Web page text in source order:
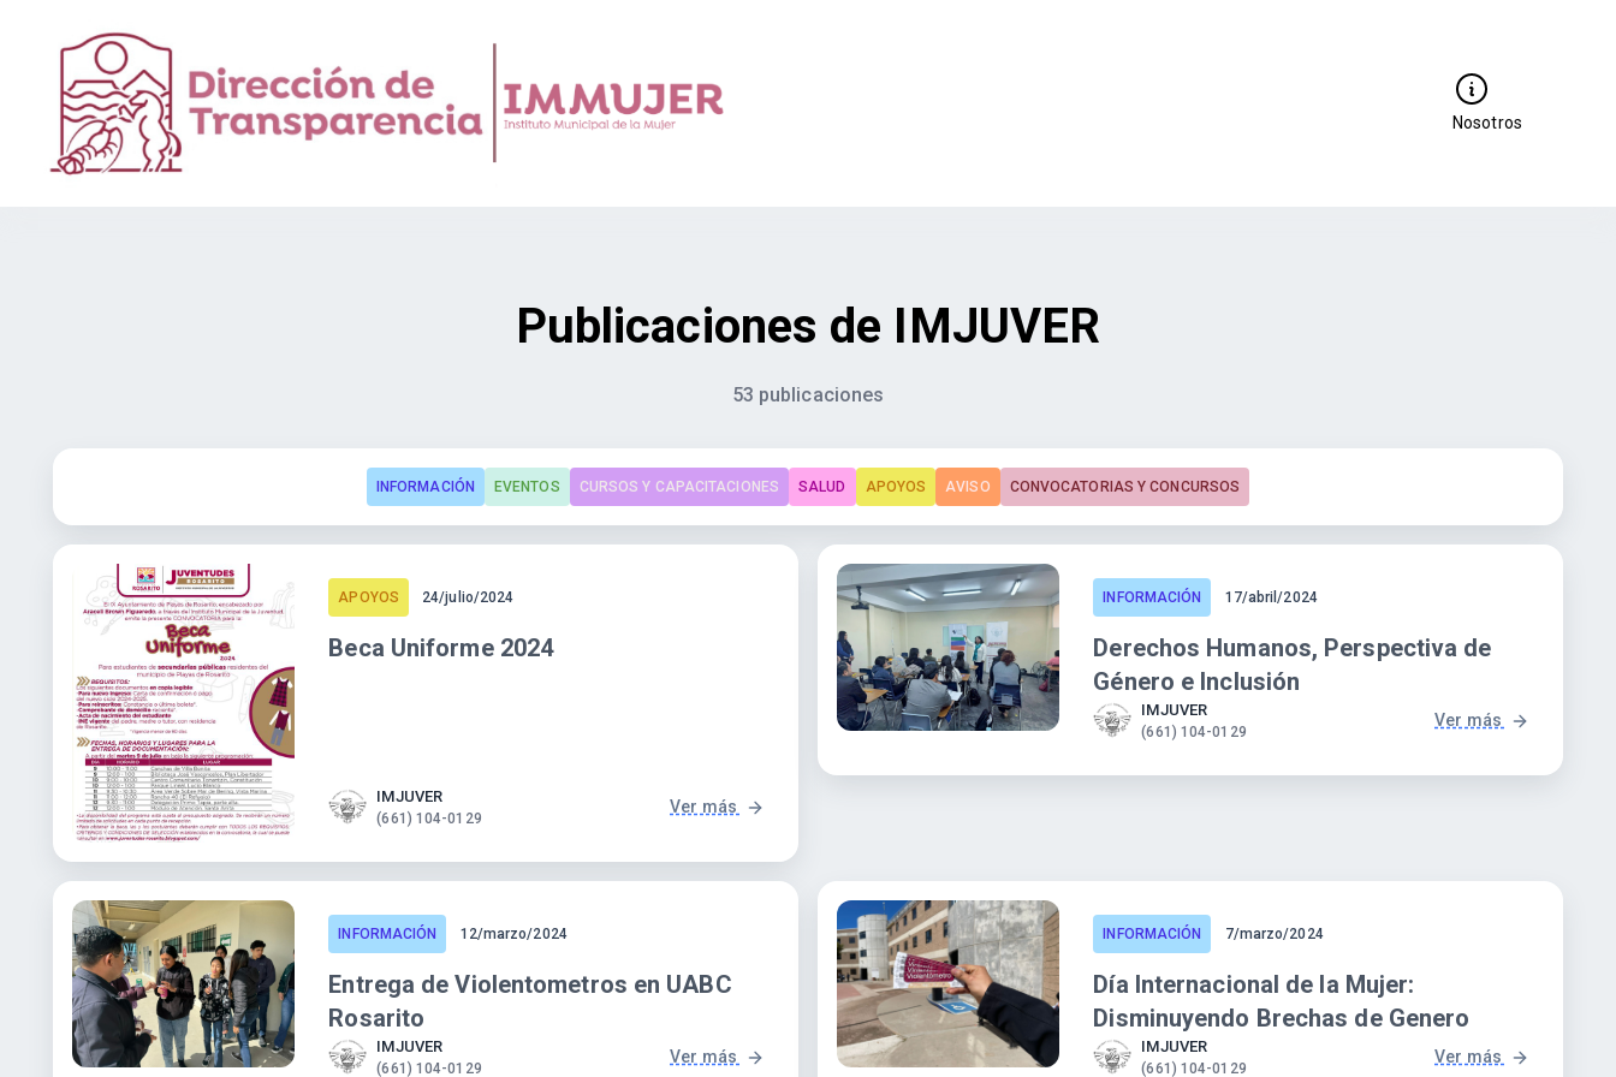
Nosotros
Publicaciones de IMJUVER
53 publicaciones
INFORMACIÓN EVENTOS CURSOS Y CAPACITACIONES SALUD APOYOS AVISO CONVOCATORIAS Y CONCURSOS
APOYOS 24/julio/2024
Beca Uniforme 2024
IMJUVER
(661) 104-0129
Ver más
INFORMACIÓN 17/abril/2024
Derechos Humanos, Perspectiva de
Género e Inclusión
IMJUVER
(661) 104-0129
Ver más
INFORMACIÓN 12/marzo/2024
Entrega de Violentometros en UABC
Rosarito
IMJUVER
(661) 104-0129
Ver más
INFORMACIÓN 7/marzo/2024
Día Internacional de la Mujer:
Disminuyendo Brechas de Genero
IMJUVER
(661) 104-0129
Ver más